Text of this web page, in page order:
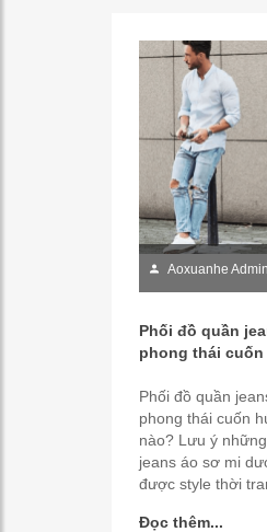
Aoxuanhe Admin
Phối đồ quần
phong thái
Phối đồ quần
phong thái cuốn
nào? Lưu ý
jeans áo sơ mi
được style thời
Đọc thêm...